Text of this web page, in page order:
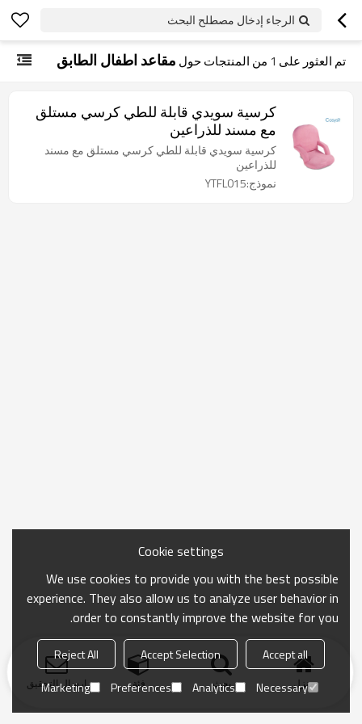
الرجاء إدخال مصطلح البحث
تم العثور على 1 من المنتجات حول مقاعد اطفال الطابق
كرسية سويدي قابلة للطي كرسي مستلق
مع مسند للذراعين
كرسية سويدي قابلة للطي كرسي مستلق مع مسند
للذراعين
نموذج:YTFL015
منزل بحث فئة ارسال التحقيق
Cookie settings
We use cookies to provide you with the best possible
experience. They also allow us to analyze user behavior in
order to constantly improve the website for you.
Accept all
Accept Selection
Reject All
Necessary
Analytics
Preferences
Marketing